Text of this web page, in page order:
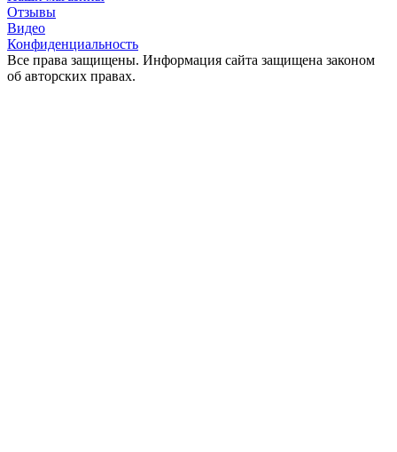
Отзывы
Видео
Конфиденциальность
Все права защищены. Информация сайта защищена законом
об авторских правах.